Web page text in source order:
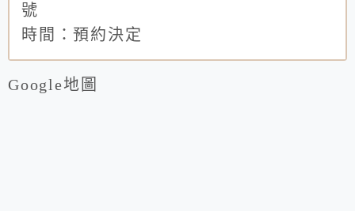
號
時間：預約決定
Google地圖